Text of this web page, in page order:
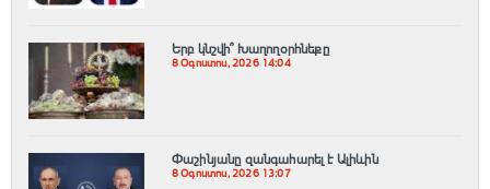
Երբ կնշվի՞ Խաղողօրհնեքը
8 Օգոստոս, 2026 14:04
Փաշինյանը զանգահարել է Ալիևին
8 Օգոստոս, 2026 13:07